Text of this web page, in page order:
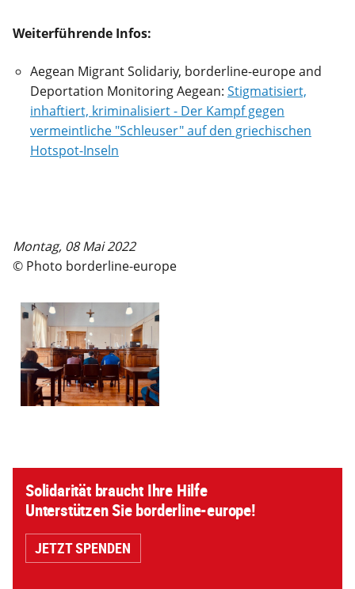
Weiterführende Infos:
Aegean Migrant Solidariy, borderline-europe and
Deportation Monitoring Aegean: Stigmatisiert,
inhaftiert, kriminalisiert - Der Kampf gegen
vermeintliche "Schleuser" auf den griechischen
Hotspot-Inseln
Montag, 08 Mai 2022
© Photo borderline-europe
Solidarität braucht Ihre Hilfe
Unterstützen Sie borderline-europe!
JETZT SPENDEN